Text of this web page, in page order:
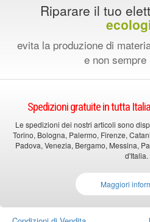
Riparare il tuo
evita la produzione di
e non
Spedizioni gratuite in tutta
Le spedizioni dei nostri articoli sono
Torino, Bologna, Palermo, Firenze,
Padova, Venezia, Bergamo, Messina,
d'Italia.
Maggiori